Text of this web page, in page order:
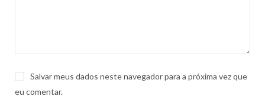
Salvar meus dados neste navegador para a próxima vez que
eu comentar.